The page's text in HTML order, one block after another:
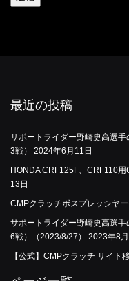
最近の投稿
サポートライダー野崎史高選
3戦）
2024年6月11日
HONDA CRF125F、CRF110
13日
CMPクラッチボスプレッシヤ
サポートライダー野崎史高選
6戦）（2023/8/27）
2023年8
【公式】CMPクラッチ サイト